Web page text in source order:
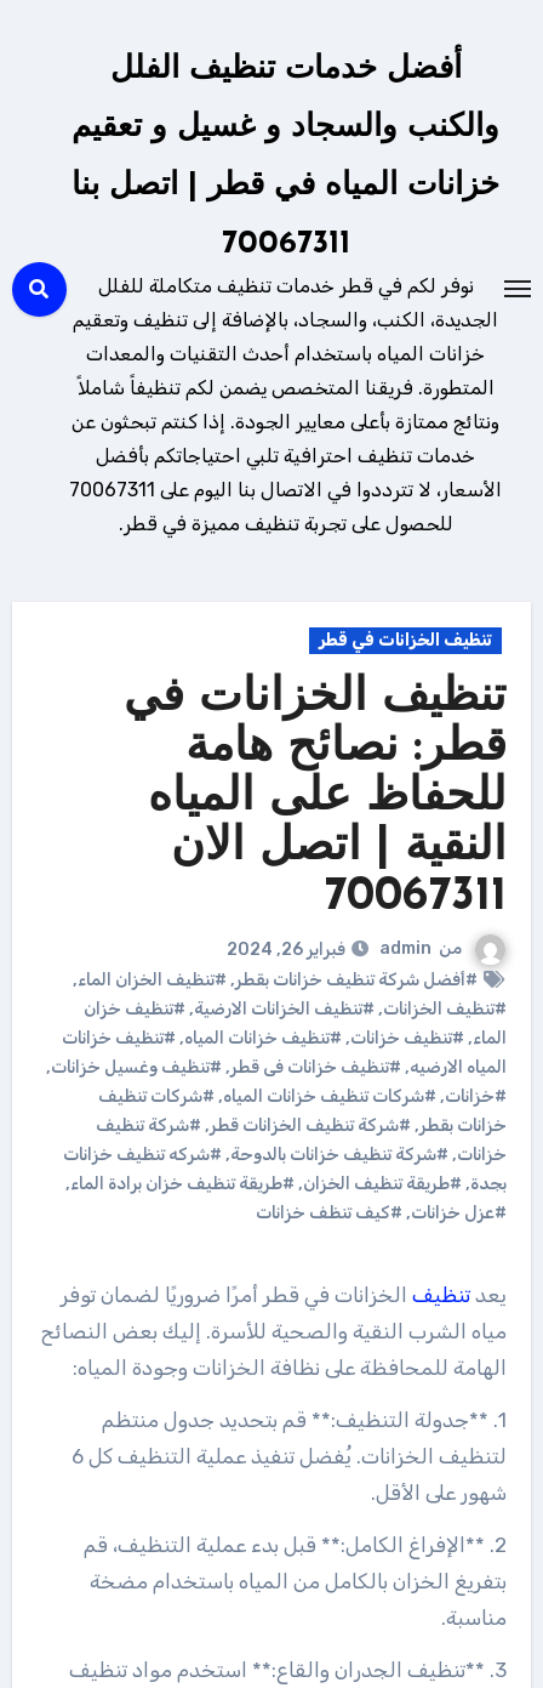
أفضل خدمات تنظيف الفلل
والكنب والسجاد و غسيل و تعقيم
خزانات المياه في قطر | اتصل بنا
70067311
نوفر لكم في قطر خدمات تنظيف متكاملة للفلل
الجديدة، الكنب، والسجاد، بالإضافة إلى تنظيف وتعقيم
خزانات المياه باستخدام أحدث التقنيات والمعدات
المتطورة. فريقنا المتخصص يضمن لكم تنظيفاً شاملاً
ونتائج ممتازة بأعلى معايير الجودة. إذا كنتم تبحثون عن
خدمات تنظيف احترافية تلبي احتياجاتكم بأفضل
الأسعار، لا تترددوا في الاتصال بنا اليوم على 70067311
للحصول على تجربة تنظيف مميزة في قطر.
تنظيف الخزانات في قطر
تنظيف الخزانات في
قطر: نصائح هامة
للحفاظ على المياه
النقية | اتصل الان
70067311
من admin
فبراير 26, 2024
#أفضل شركة تنظيف خزانات بقطر, #تنظيف الخزان الماء,
#تنظيف الخزانات, #تنظيف الخزانات الارضية, #تنظيف خزان
الماء, #تنظيف خزانات, #تنظيف خزانات المياه, #تنظيف خزانات
المياه الارضيه, #تنظيف خزانات فى قطر, #تنظيف وغسيل خزانات,
#خزانات, #شركات تنظيف خزانات المياه, #شركات تنظيف
خزانات بقطر, #شركة تنظيف الخزانات قطر, #شركة تنظيف
خزانات, #شركة تنظيف خزانات بالدوحة, #شركه تنظيف خزانات
بجدة, #طريقة تنظيف الخزان, #طريقة تنظيف خزان برادة الماء,
#عزل خزانات, #كيف تنظف خزانات
يعد تنظيفالخزانات في قطر أمرًا ضروريًا لضمان توفر
مياه الشرب النقية والصحية للأسرة. إليك بعض النصائح
الهامة للمحافظة على نظافة الخزانات وجودة المياه:
1. **جدولة التنظيف:** قم بتحديد جدول منتظم
لتنظيف الخزانات. يُفضل تنفيذ عملية التنظيف كل 6
شهور على الأقل.
2. **الإفراغ الكامل:** قبل بدء عملية التنظيف، قم
بتفريغ الخزان بالكامل من المياه باستخدام مضخة
مناسبة.
3. **تنظيف الجدران والقاع:** استخدم مواد تنظيف